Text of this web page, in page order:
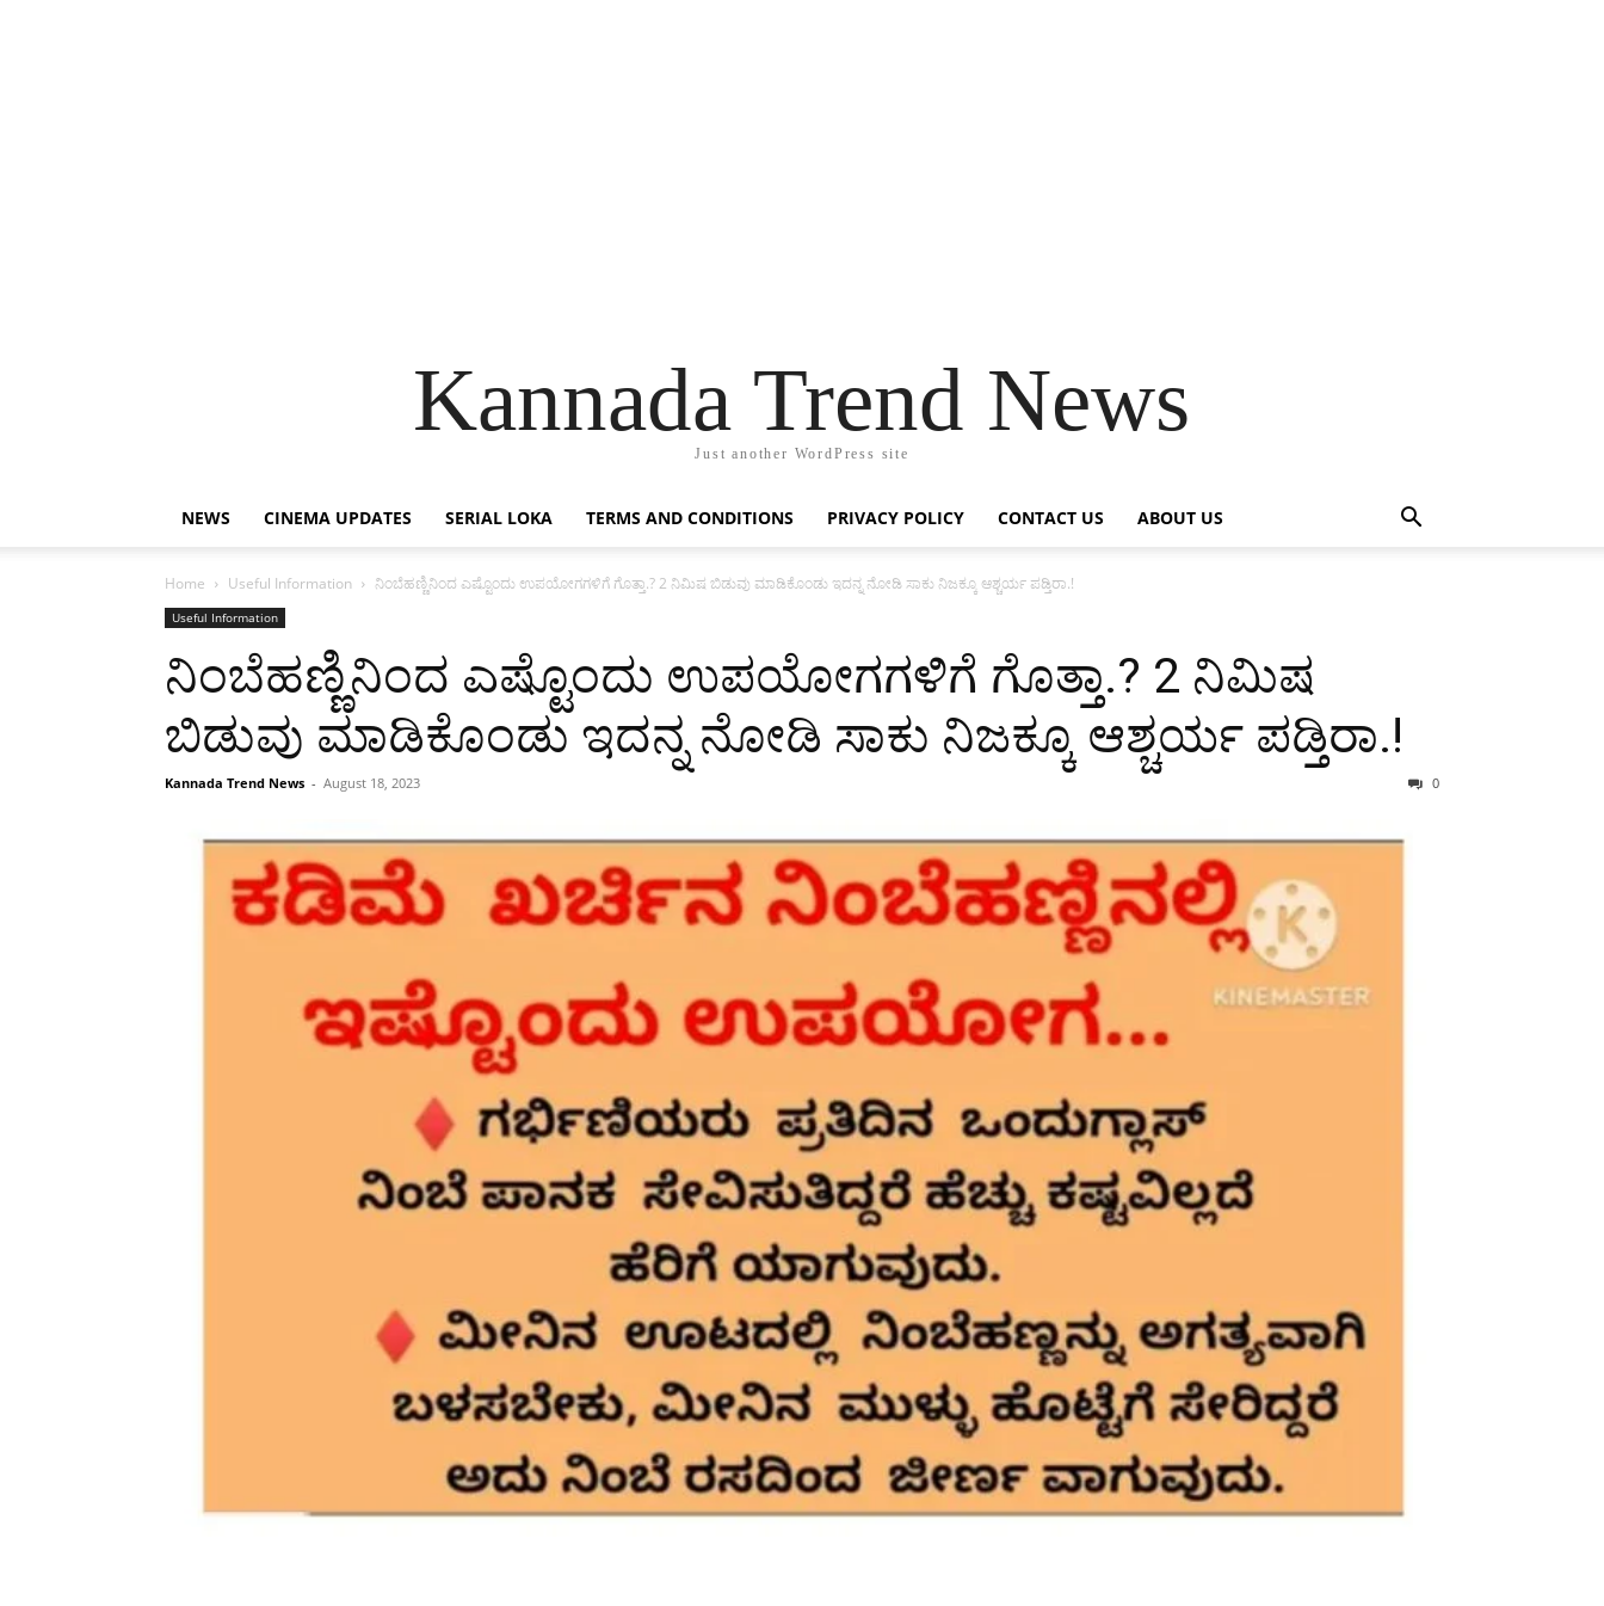
Kannada Trend News
Just another WordPress site
NEWS CINEMA UPDATES SERIAL LOKA TERMS AND CONDITIONS PRIVACY POLICY CONTACT US ABOUT US
Home Useful Information ನಿಂಬೆಹಣ್ಣಿನಿಂದ ಎಷ್ಟೊಂದು ಉಪಯೋಗಗಳಿಗೆ ಗೊತ್ತಾ.? 2 ನಿಮಿಷ ಬಿಡುವು ಮಾಡಿಕೊಂಡು ಇದನ್ನ ನೋಡಿ ಸಾಕು ನಿಜಕ್ಕೂ ಆಶ್ಚರ್ಯ ಪಡ್ತಿರಾ.!
Useful Information
ನಿಂಬೆಹಣ್ಣಿನಿಂದ ಎಷ್ಟೊಂದು ಉಪಯೋಗಗಳಿಗೆ ಗೊತ್ತಾ.? 2 ನಿಮಿಷ
ಬಿಡುವು ಮಾಡಿಕೊಂಡು ಇದನ್ನ ನೋಡಿ ಸಾಕು ನಿಜಕ್ಕೂ ಆಶ್ಚರ್ಯ ಪಡ್ತಿರಾ.!
Kannada Trend News - August 18, 2023 0